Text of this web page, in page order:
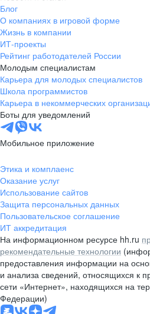
Блог
О компаниях в игровой форме
Жизнь в компании
ИТ-проекты
Рейтинг работодателей России
Молодым специалистам
Карьера для молодых специалистов
Школа программистов
Карьера в некоммерческих
Боты для уведомлений
Мобильное приложение
Этика и комплаенс
Оказание услуг
Использование сайтов
Защита персональных данных
Пользовательское соглашение
ИТ аккредитация
На информационном ресурсе hh.ru
рекомендательные технологии
предоставления информации на
и анализа сведений, относящихся к
сети «Интернет», находящихся на
Федерации)